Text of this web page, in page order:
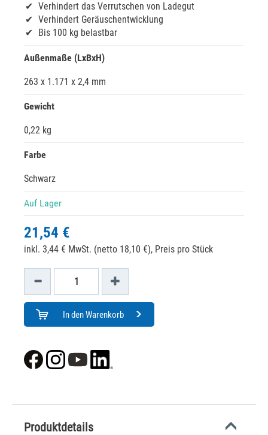
Verhindert das Verrutschen von Ladegut
Verhindert Geräuschentwicklung
Bis 100 kg belastbar
Außenmaße (LxBxH)
263 x 1.171 x 2,4 mm
Gewicht
0,22 kg
Farbe
Schwarz
Auf Lager
21,54 €
inkl. 3,44 € MwSt. (netto 18,10 €), Preis pro Stück
In den Warenkorb
Produktdetails